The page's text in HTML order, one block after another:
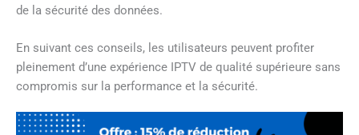
de la sécurité des données.
En suivant ces conseils, les utilisateurs peuvent profiter
pleinement d’une expérience IPTV de qualité supérieure sans
compromis sur la performance et la sécurité.